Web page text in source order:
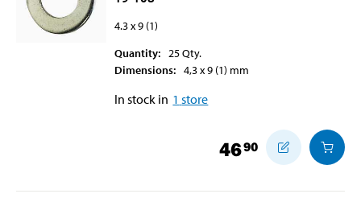
4.3 x 9 (1)
Quantity: 25Qty.
Dimensions: 4,3 x 9 (1) mm
In stock in 1 store
4690